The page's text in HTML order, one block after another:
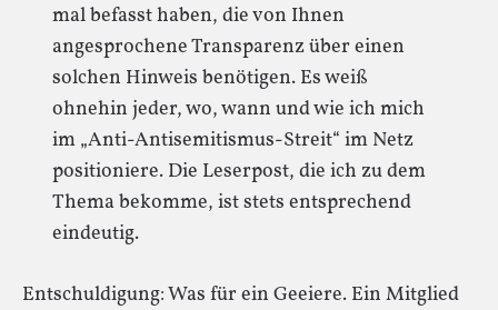
mal befasst haben, die von Ihnen
angesprochene Transparenz über einen
solchen Hinweis benötigen. Es weiß
ohnehin jeder, wo, wann und wie ich mich
im „Anti-Antisemitismus-Streit“ im Netz
positioniere. Die Leserpost, die ich zu dem
Thema bekomme, ist stets entsprechend
eindeutig.
Entschuldigung: Was für ein Geeiere. Ein Mitglied